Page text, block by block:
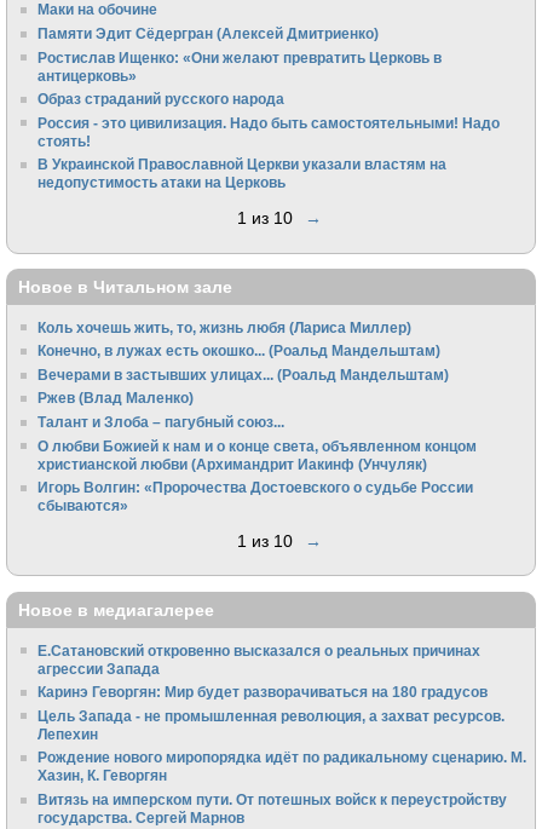
Маки на обочине
Памяти Эдит Сёдергран (Алексей Дмитриенко)
Ростислав Ищенко: «Они желают превратить Церковь в
антицерковь»
Образ страданий русского народа
Россия - это цивилизация. Надо быть самостоятельными! Надо
стоять!
В Украинской Православной Церкви указали властям на
недопустимость атаки на Церковь
1 из 10 →
Новое в Читальном зале
Коль хочешь жить, то, жизнь любя (Лариса Миллер)
Конечно, в лужах есть окошко... (Роальд Мандельштам)
Вечерами в застывших улицах... (Роальд Мандельштам)
Ржев (Влад Маленко)
Талант и Злоба – пагубный союз...
О любви Божией к нам и о конце света, объявленном концом
христианской любви (Архимандрит Иакинф (Унчуляк)
Игорь Волгин: «Пророчества Достоевского о судьбе России
сбываются»
1 из 10 →
Новое в медиагалерее
Е.Сатановский откровенно высказался о реальных причинах
агрессии Запада
Каринэ Геворгян: Мир будет разворачиваться на 180 градусов
Цель Запада - не промышленная революция, а захват ресурсов.
Лепехин
Рождение нового миропорядка идёт по радикальному сценарию. М.
Хазин, К. Геворгян
Витязь на имперском пути. От потешных войск к переустройству
государства. Сергей Марнов